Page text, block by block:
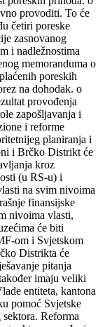
provoditi. To će
četiri poreske
zasnovanog
i nadležnostima
memoranduma o
poreskih
na dohodak. o
provođenja
zapošljavanja i
i reforme
planiranja i
i Brčko Distrikt će
kroz
(u RS-u) i
na svim nivoima
finansijske
nivoima vlasti,
će biti
om i Svjetskom
Distrikta će
pitanja
imaju veliki
entiteta, kantona
pomoć Svjetske
Reforma